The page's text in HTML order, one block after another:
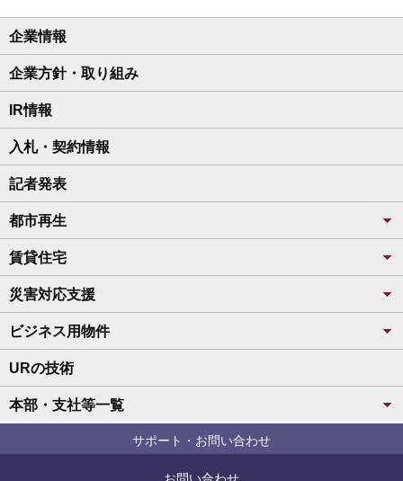
企業情報
企業方針・取り組み
IR情報
入札・契約情報
記者発表
都市再生
賃貸住宅
災害対応支援
ビジネス用物件
URの技術
本部・支社等一覧
サポート・お問い合わせ